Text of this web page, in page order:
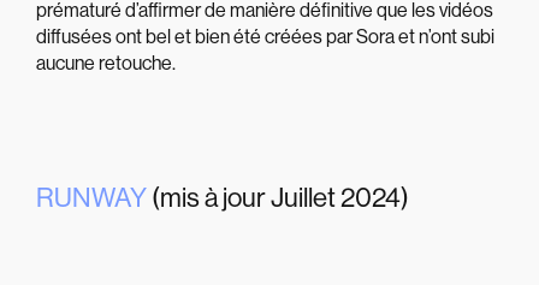
prématuré d’affirmer de manière définitive que les vidéos
diffusées ont bel et bien été créées par Sora et n’ont subi
aucune retouche.
RUNWAY(mis à jour Juillet 2024)